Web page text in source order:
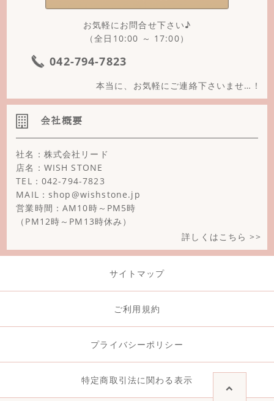
ホークスアイ
ボツワナアゲート
マザーオブパール
マルチカラートルマリン
ミルキーアクアマリン
モスアゲート
ユナカイト
ラピスラズリ
ラベンダーアメジスト
ローズアメジスト(ピンクアメジスト)
お気軽にお問合せ下さい♪
（全日10:00 ～ 17:00）
042-794-7823
本当に、お気軽にご連絡下さいませ…！
会社概要
社名：株式会社リード
店名：WISH STONE
TEL：042-794-7823
MAIL：shop@wishstone.jp
営業時間：AM10時～PM5時
（PM12時～PM13時休み）
詳しくはこちら >>
サイトマップ
ご利用規約
プライバシーポリシー
特定商取引法に関わる表示